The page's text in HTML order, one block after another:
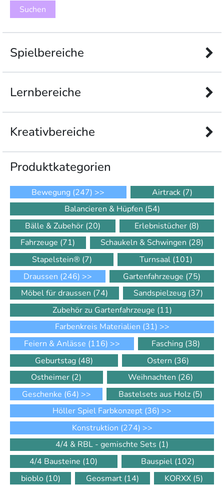
Spielbereiche
Lernbereiche
Kreativbereiche
Produkt­kategorien
Bewegung (247) >> Airtrack (7)
Balancieren & Hüpfen (54)
Bälle & Zubehör (20) Erlebnistücher (8)
Fahrzeuge (71) Schaukeln & Schwingen (28)
Stapelstein® (7) Turnsaal (101)
Draussen (246) >> Gartenfahrzeuge (75)
Möbel für draussen (74) Sandspielzeug (37)
Zubehör zu Gartenfahrzeuge (11)
Farbenkreis Materialien (31) >>
Feiern & Anlässe (116) >> Fasching (38)
Geburtstag (48) Ostern (36)
Ostheimer (2) Weihnachten (26)
Geschenke (64) >> Bastelsets aus Holz (5)
Höller Spiel Farbkonzept (36) >>
Konstruktion (274) >>
4/4 & RBL - gemischte Sets (1)
4/4 Bausteine (10) Bauspiel (102)
bioblo (10) Geosmart (14) KORXX (5)